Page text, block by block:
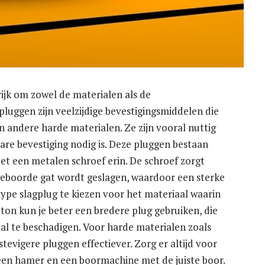
om zowel de materialen als de
zijn veelzijdige bevestigingsmiddelen die
andere harde materialen. Ze zijn vooral nuttig
bevestiging nodig is. Deze pluggen bestaan
een metalen schroef erin. De schroef zorgt
gat wordt geslagen, waardoor een sterke
slagplug te kiezen voor het materiaal waarin
kun je beter een bredere plug gebruiken, die
te beschadigen. Voor harde materialen zoals
pluggen effectiever. Zorg er altijd voor
hamer en een boormachine met de juiste boor.